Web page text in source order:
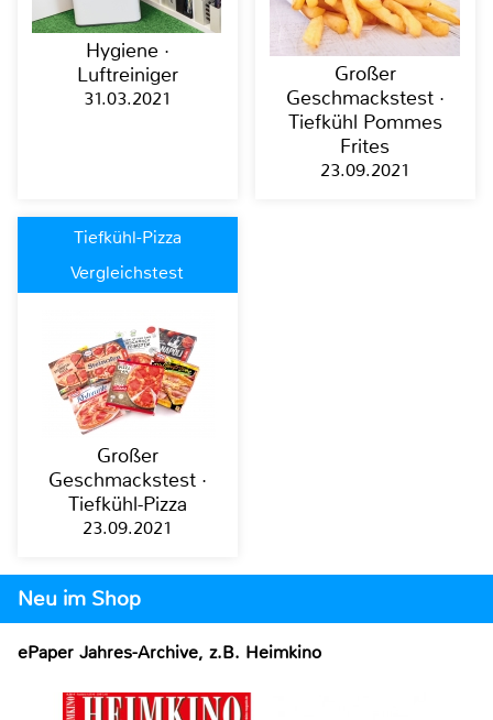
Hygiene ·
Luftreiniger
31.03.2021
Großer
Geschmackstest ·
Tiefkühl Pommes
Frites
23.09.2021
Tiefkühl-Pizza
Vergleichstest
Großer
Geschmackstest ·
Tiefkühl-Pizza
23.09.2021
Neu im Shop
ePaper Jahres-Archive, z.B. Heimkino